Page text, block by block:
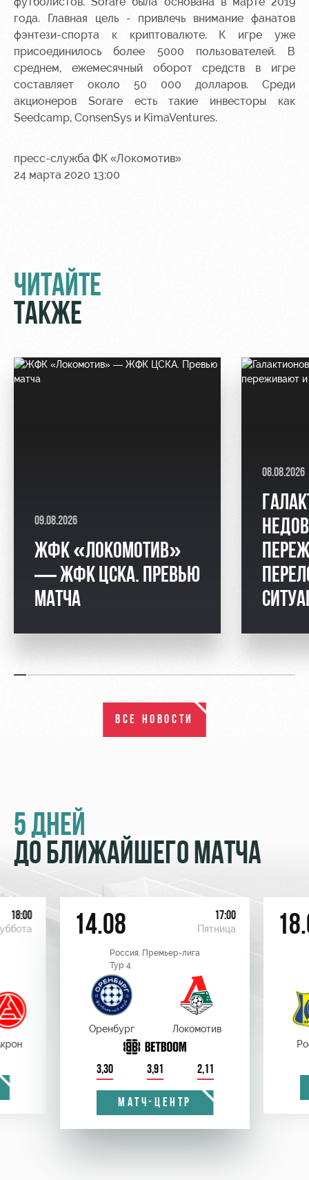
года. Главная цель - привлечь внимание фанатов
фэнтези-спорта к криптовалюте. К игре уже
присоединилось более 5000 пользователей. В
среднем, ежемесячный оборот средств в игре
составляет около 50 000 долларов. Среди
акционеров Sorare есть такие инвесторы как
Seedcamp, ConsenSys и KimaVentures.
пресс-служба ФК «Локомотив»
24 марта 2020 13:00
ЧИТАЙТЕ
ТАКЖЕ
09.08.2026
ЖФК «ЛОКОМОТИВ»
— ЖФК ЦСКА. ПРЕВЬЮ
МАТЧА
08.08.2026
ВСЕ НОВОСТИ
5 ДНЕЙ
ДО БЛИЖАЙШЕГО МАТЧА
18:00 14.08 17:00
Пятница
Россия. Премьер-лига
Тур 4
Оренбург Локомотив
3,30 3,91 2,11
МАТЧ-ЦЕНТР